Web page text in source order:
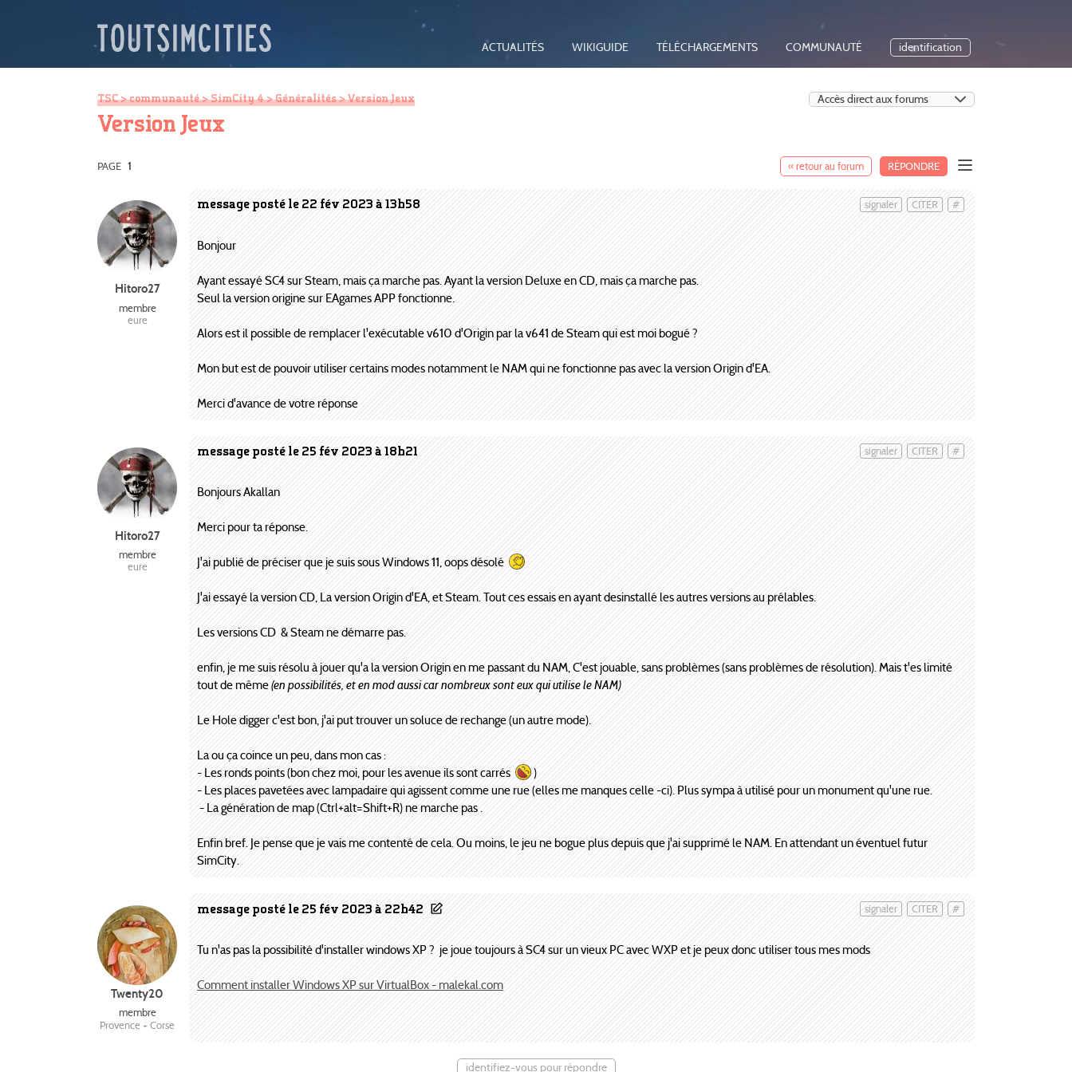
ACTUALITÉS WIKIGUIDE TÉLÉCHARGEMENTS COMMUNAUTÉ identification
TSC>communauté>SimCity 4>Généralités> Version Jeux
Version Jeux
« retour au forum RÉPONDRE
PAGE 1
message posté le 22 fév 2023 à 13h58 #
CITER
signaler
Hitoro27
membre
eure
Bonjour
Ayant essayé SC4 sur Steam, mais ça marche pas. Ayant la version Deluxe en CD, mais ça marche pas.
Seul la version origine sur EAgames APP fonctionne.
Alors est il possible de remplacer l'exécutable v610 d'Origin par la v641 de Steam qui est moi bogué ?
Mon but est de pouvoir utiliser certains modes notamment le NAM qui ne fonctionne pas avec la version Origin d'EA.
Merci d'avance de votre réponse
message posté le 25 fév 2023 à 18h21 #
CITER
signaler
Hitoro27
membre
eure
Bonjours Akallan
Merci pour ta réponse.
J'ai publié de préciser que je suis sous Windows 11, oops désolé
J'ai essayé la version CD, La version Origin d'EA, et Steam. Tout ces essais en ayant desinstallé les autres versions au prélables.
Les versions CD & Steam ne démarre pas.
enfin, je me suis résolu à jouer qu'a la version Origin en me passant du NAM, C'est jouable, sans problèmes (sans problèmes de résolution). Mais t'es limité
tout de même(en possibilités, et en mod aussi car nombreux sont eux qui utilise le NAM)
Le Hole digger c'est bon, j'ai put trouver un soluce de rechange (un autre mode).
La ou ça coince un peu, dans mon cas :
- Les ronds points (bon chez moi, pour les avenue ils sont carrés
)
- Les places pavetées avec lampadaire qui agissent comme une rue (elles me manques celle -ci). Plus sympa à utilisé pour un monument qu'une rue.
- La génération de map (Ctrl+alt=Shift+R) ne marche pas .
Enfin bref. Je pense que je vais me contenté de cela. Ou moins, le jeu ne bogue plus depuis que j'ai supprimé le NAM. En attendant un éventuel futur
SimCity.
message posté le 25 fév 2023 à 22h42 #
CITER
signaler
Twenty20
membre
Provence + Corse
Tu n'as pas la possibilité d'installer windows XP ? je joue toujours à SC4 sur un vieux PC avec WXP et je peux donc utiliser tous mes mods
Comment installer Windows XP sur VirtualBox - malekal.com
identifiez-vous pour répondre